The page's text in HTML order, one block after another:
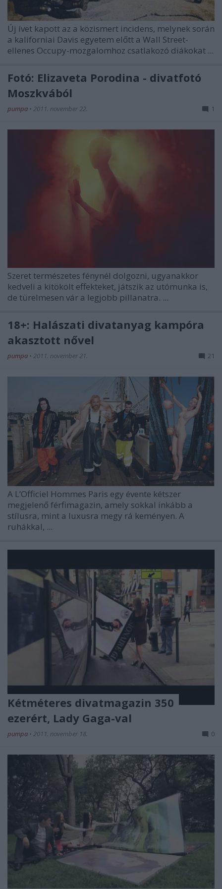
Új ívet kapott az a közismert incidens, melynek során
a kaliforniai Davis egyetem előtt a Wall Street-
ellenes Occupy-mozgalomhoz csatlakozó diákokat ...
Fotó: Elizaveta Porodina - divatfotó
Moszkvából
pumpa • 2011. november 22. 1
Szeret természetes fénynél dolgozni, ugyanakkor
kedveli a kitökölt effekteket, játszik az utómunka is,
de türelmesen vár a legjobb pillanatra. ...
18+: Halászati divatanyag kampóra
akasztott nővel
pumpa • 2011. november 21. 21
A L’Officiel Hommes Paris egy évente kétszer
megjelenő férfimagazin, amely sokkal inkább a
stílusra, mint a luxusra megy rá keményen. A
ruhákkal, ...
Kétméteres divatmagazin 350
ezerért, Lady Gaga-val
pumpa • 2011. november 18. 0